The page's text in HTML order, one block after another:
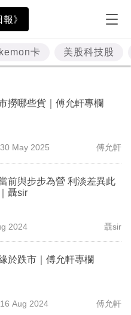
》
卡 美股科技股
撈哪些貨｜傅允軒專欄
30 May 2025 傅允軒
前與步步為營 利淡差異此
聶sir
2024 聶sir
於跌市｜傅允軒專欄
16 Aug 2024 傅允軒